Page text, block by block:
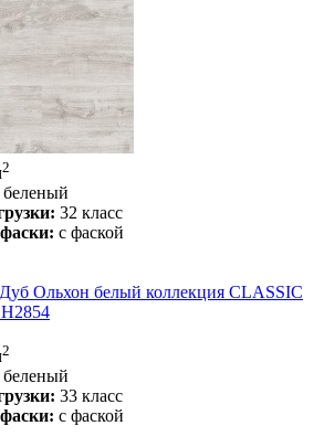
2
беленый
32 класс
с фаской
Ольхон белый коллекция CLASSIC
Н2854
2
беленый
33 класс
с фаской